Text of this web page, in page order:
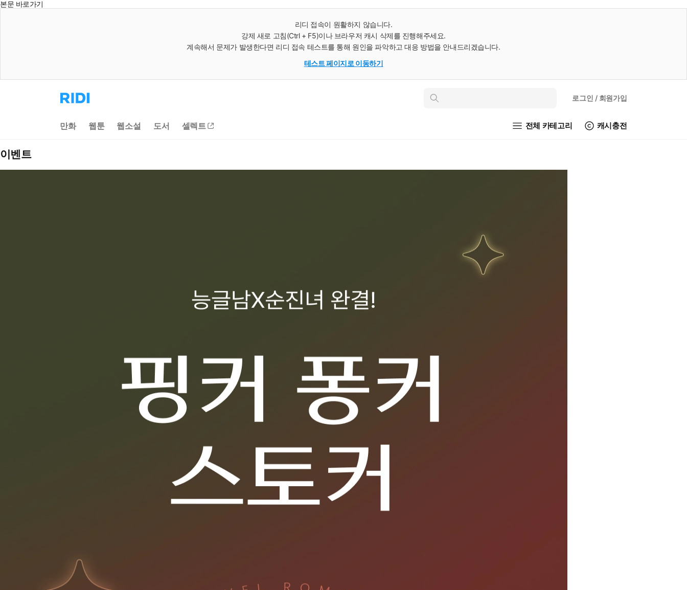
본문 바로가기
리디 접속이 원활하지 않습니다.
강제 새로 고침(Ctrl + F5)이나 브라우저 캐시 삭제를 진행해주세요.
계속해서 문제가 발생한다면 리디 접속 테스트를 통해 원인을 파악하고 대응 방법을 안내드리겠습니다.
테스트 페이지로 이동하기
리
디
으
로
인
로그인 / 회원가입
만화 웹툰 웹소설 도서 셀렉트 전체 카테고리 캐시충전
이벤트